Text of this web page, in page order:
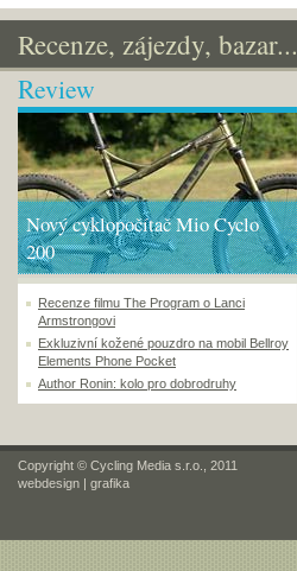
Recenze, zájezdy, bazar...
Review
Nový cyklopočítač Mio Cyclo
200
Recenze filmu The Program o Lanci
Armstrongovi
Exkluzivní kožené pouzdro na mobil Bellroy
Elements Phone Pocket
Author Ronin: kolo pro dobrodruhy
Copyright © Cycling Media s.r.o., 2011
webdesign | grafika